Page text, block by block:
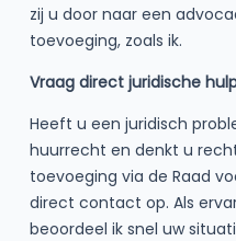
zij u door naar een
toevoeging, zoals ik.
Vraag direct juridische
Heeft u een juridisch
huurrecht en denkt u
toevoeging via de Raad
direct contact op. Als
beoordeel ik snel uw